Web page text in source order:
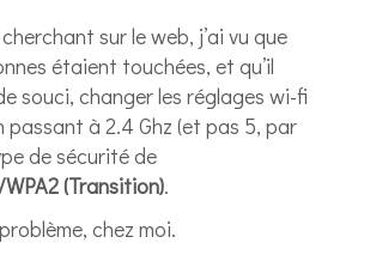
sur le web, j’ai vu que
étaient touchées, et qu’il
souci, changer les réglages wi-fi
passant à 2.4 Ghz (et pas 5, par
de sécurité de
(Transition).
chez moi.